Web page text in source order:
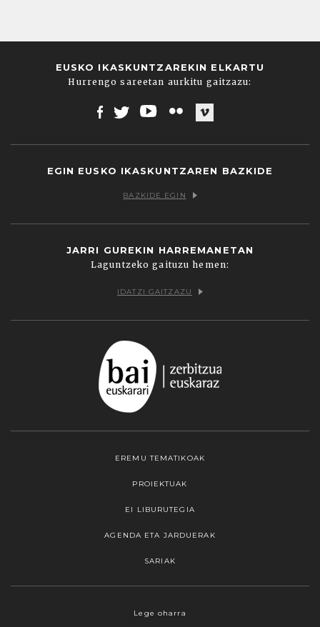
EUSKO IKASKUNTZAREKIN ELKARTU
Hurrengo sareetan aurkitu gaitzazu:
EGIN EUSKO IKASKUNTZAREN BAZKIDE
BAZKIDE EGIN
JARRI GUREKIN HARREMANETAN
Laguntzeko gaituzu hemen:
IDATZI GAITZAZU
EREMU TEMATIKOAK
PROIEKTUAK
EI LIBURUTEGIA
AGENDA ETA JARDUERAK
SARIAK
Lege oharra
Webgune honek cookieak erabiltzen ditu,